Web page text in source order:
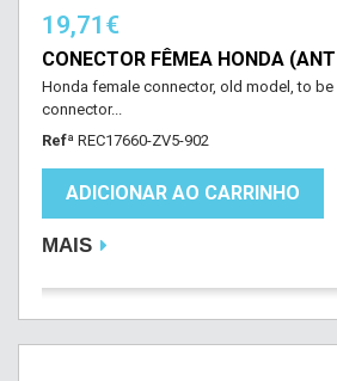
19,71€
CONECTOR FÊMEA HONDA
Honda female connector, old model, to
connector...
Refª REC17660-ZV5-902
ADICIONAR AO CARRINHO
MAIS